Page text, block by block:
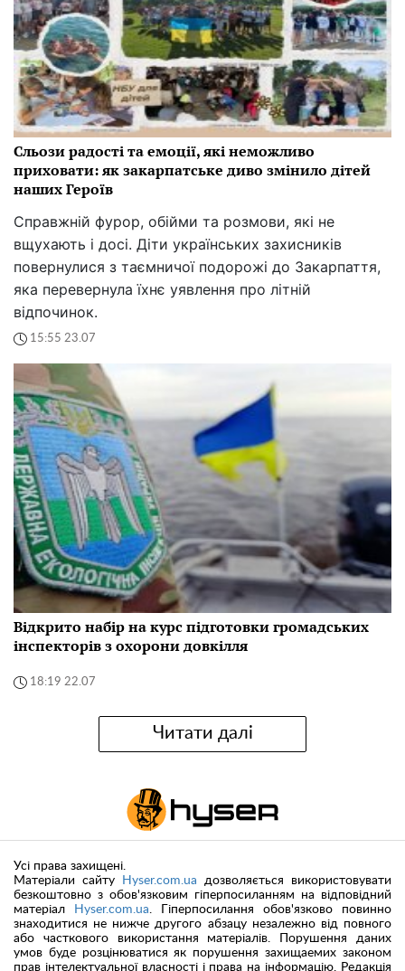
Сльози радості та емоції, які неможливо
приховати: як закарпатське диво змінило дітей
наших Героїв
Справжній фурор, обійми та розмови, які не
вщухають і досі. Діти українських захисників
повернулися з таємничої подорожі до Закарпаття,
яка перевернула їхнє уявлення про літній
відпочинок.
15:55 23.07
Відкрито набір на курс підготовки громадських
інспекторів з охорони довкілля
18:19 22.07
Читати далі
Усі права захищені.
Матеріали сайту
Hyser.com.ua дозволяється використовувати
безкоштовно з обов'язковим гіперпосиланням на відповідний
матеріал
Hyser.com.ua. Гіперпосилання обов'язково повинно
знаходитися не нижче другого абзацу незалежно від повного
або часткового використання матеріалів. Порушення даних
умов буде розцінюватися як порушення захищаемих законом
прав інтелектуальної власності і права на інформацію. Редакція